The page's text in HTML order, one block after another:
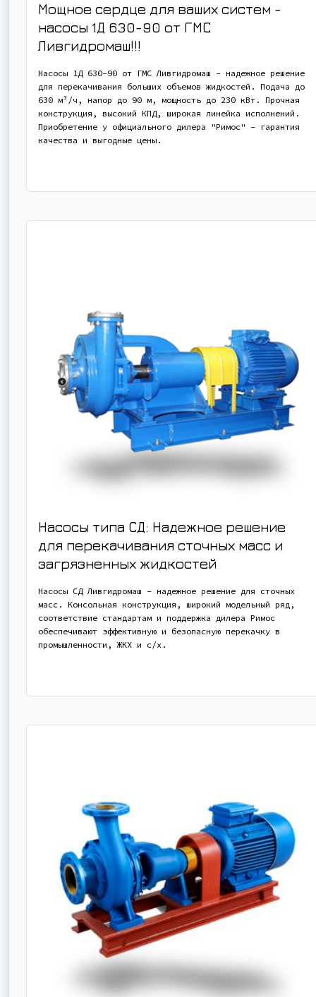
Мощное сердце для ваших систем -
насосы 1Д 630-90 от ГМС
Ливгидромаш!!!
Насосы 1Д 630-90 от ГМС Ливгидромаш - надежное решение
для перекачивания больших объемов жидкостей. Подача до
630 м³/ч, напор до 90 м, мощность до 230 кВт. Прочная
конструкция, высокий КПД, широкая линейка исполнений.
Приобретение у официального дилера "Римос" - гарантия
качества и выгодные цены.
Насосы типа СД: Надежное решение
для перекачивания сточных масс и
загрязненных жидкостей
Насосы СД Ливгидромаш – надежное решение для сточных
масс. Консольная конструкция, широкий модельный ряд,
соответствие стандартам и поддержка дилера Римос
обеспечивают эффективную и безопасную перекачку в
промышленности, ЖКХ и с/х.